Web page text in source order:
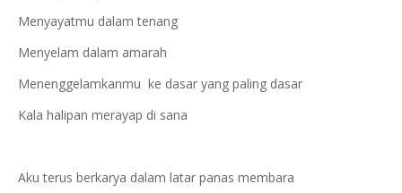
Menyayatmu dalam tenang
Menyelam dalam amarah
Menenggelamkanmu ke dasar yang paling dasar
Kala halipan merayap di sana
Aku terus berkarya dalam latar panas membara